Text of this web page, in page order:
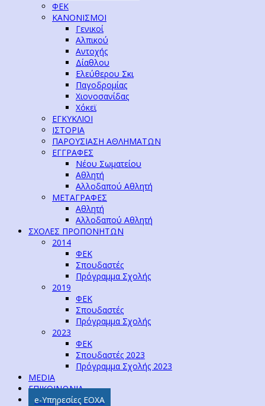
ΦΕΚ
ΚΑΝΟΝΙΣΜΟΙ
Γενικοί
Αλπικού
Αντοχής
Δίαθλου
Ελεύθερου Σκι
Παγοδρομίας
Χιονοσανίδας
Χόκεϊ
ΕΓΚΥΚΛΙΟΙ
ΙΣΤΟΡΙΑ
ΠΑΡΟΥΣΙΑΣΗ ΑΘΛΗΜΑΤΩΝ
ΕΓΓΡΑΦΕΣ
Νέου Σωματείου
Αθλητή
Αλλοδαπού Αθλητή
ΜΕΤΑΓΡΑΦΕΣ
Αθλητή
Αλλοδαπού Αθλητή
ΣΧΟΛΕΣ ΠΡΟΠΟΝΗΤΩΝ
2014
ΦΕΚ
Σπουδαστές
Πρόγραμμα Σχολής
2019
ΦΕΚ
Σπουδαστές
Πρόγραμμα Σχολής
2023
ΦΕΚ
Σπουδαστές 2023
Πρόγραμμα Σχολής 2023
MEDIA
ΕΠΙΚΟΙΝΩΝΙΑ
e-Υπηρεσίες ΕΟΧΑ